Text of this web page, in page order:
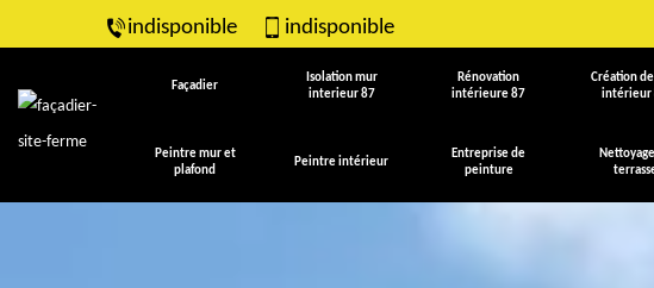
indisponible indisponible
Façadier
Isolation mur
interieur 87
Rénovation
intérieure 87
Création
intérieur
Peintre mur et
plafond
Peintre intérieur
Entreprise de
peinture